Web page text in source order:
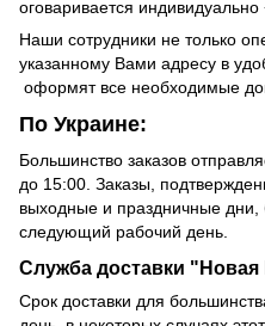
оговаривается
Наши сотрудники не только
указанному Вами адресу в
оформят все необходимые
По Украине:
Большинство заказов
до 15:00. Заказы,
выходные и праздничные дни,
следующий рабочий день.
Служба доставки "Новая
Срок доставки для